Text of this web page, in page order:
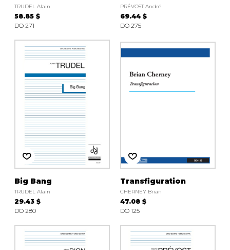
TRUDEL Alain
58.85 $
DO 271
PRÉVOST André
69.44 $
DO 275
Big Bang
TRUDEL Alain
29.43 $
DO 280
Transfiguration
CHERNEY Brian
47.08 $
DO 125